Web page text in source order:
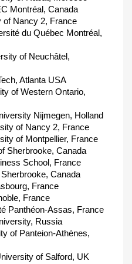
Montréal, Canada
of Nancy 2, France
du Québec Montréal,
of Neuchâtel,
Atlanta USA
of Western Ontario,
Nijmegen, Holland
of Nancy 2, France
of Montpellier, France
Sherbrooke, Canada
School, France
Canada
France
France
Panthéon-Assas, France
Russia
of Panteion-Athènes,
of Salford, UK